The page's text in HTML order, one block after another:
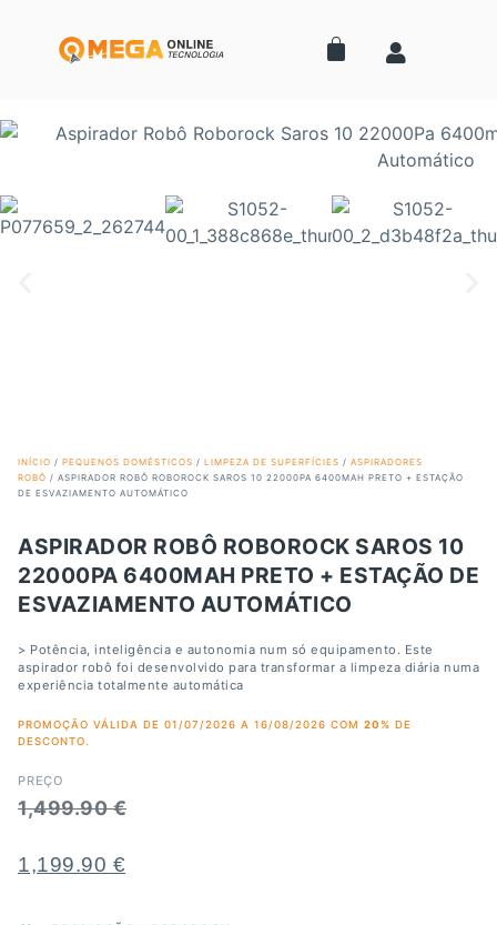
INÍCIO / PEQUENOS DOMÉSTICOS / LIMPEZA DE SUPERFÍCIES / ASPIRADORES
ROBÔ / ASPIRADOR ROBÔ ROBOROCK SAROS 10 22000PA 6400MAH PRETO + ESTAÇÃO
DE ESVAZIAMENTO AUTOMÁTICO
ASPIRADOR ROBÔ ROBOROCK SAROS 10
22000PA 6400MAH PRETO + ESTAÇÃO DE
ESVAZIAMENTO AUTOMÁTICO
> Potência, inteligência e autonomia num só equipamento. Este
aspirador robô foi desenvolvido para transformar a limpeza diária numa
experiência totalmente automática
PROMOÇÃO VÁLIDA DE 01/07/2026 A 16/08/2026 COM 20% DE
DESCONTO.
PREÇO
1,499.90€
1,199.90 €